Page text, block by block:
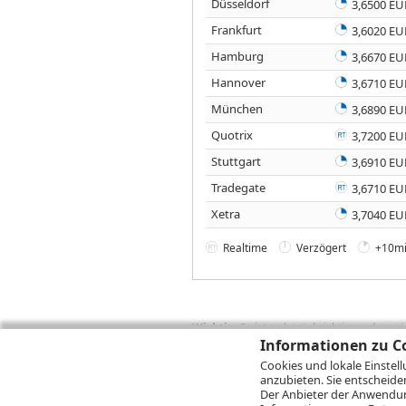
Informationen zu
Cookies und lokale
anzubieten. Sie
Der Anbieter der
Düsseldorf
3,6500
Frankfurt
3,6020
Hamburg
3,6670
Hannover
3,6710
München
3,6890
Quotrix
3,7200
Stuttgart
3,6910
Tradegate
3,6710
Xetra
3,7040
Realtime Verzögert
Wichtig:Es ist zu berücksichtigen, dass
zukünftige Ergebnisse darstellen. Bei
Provisionen, Gebühren und andere
Depotgebühren hinzu. Mit dem
Performance, die sich unter